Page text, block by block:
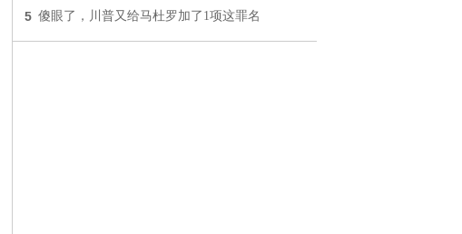
5 傻眼了，川普又给马杜罗加了1项这罪名